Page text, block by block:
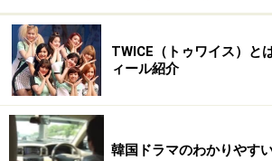
り。物語の軸となっているのは様々
て家族が団結、成長していく過程です。
次ページでは、『JUMP』の見どころ
いて語ります。
※記事内容は執筆時点のものです。最新の内
TWICE（トゥワイス）と
ィール紹介
韓国ドラマのわかりやす